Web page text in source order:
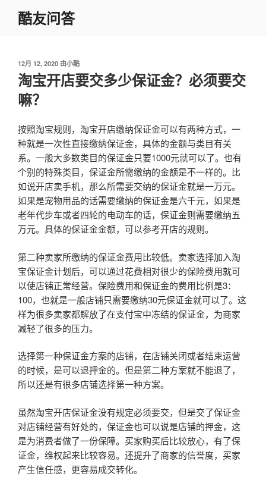
酷友问答
发
布
于
12月 12, 2020 由小酷
淘宝开店要交多少保证金？必须要交
嘛？
按照淘宝规则，淘宝开店缴纳保证金可以有两种方式，一
种就是一次性直接缴纳保证金，具体的金额与类目有关
系。一般大多数类目的保证金只要1000元就可以了。也有
个别的特殊类目，保证金所需缴纳的金额是不一样的。比
如说开店卖手机，那么所需要交纳的保证金就是一万元。
如果是宠物用品的话需要缴纳的保证金是六千元，如果是
老年代步车或者四轮的电动车的话，保证金则需要缴纳五
万元。具体的保证金金额，可以参考开店的规则。
第二种卖家所缴纳的保证金费用比较低。卖家选择加入淘
宝保证金计划后，可以通过花费相对很少的保险费用就可
以使店铺正常经营。保险费用和保证金的费用比例是3：
100，也就是一般店铺只需要缴纳30元保证金就可以了。这
样为很多卖家都解放了在支付宝中冻结的保证金，为商家
减轻了很多的压力。
选择第一种保证金方案的店铺，在店铺关闭或者结束运营
的时候，是可以退押金的。但是第二种方案就不能退了，
所以还是有很多店铺选择第一种方案。
虽然淘宝开店保证金没有规定必须要交，但是交了保证金
对店铺经营有好处的，保证金也可以说是店铺的押金，这
是为消费者做了一份保障。买家购买后比较放心，有了保
证金，维权起来比较容易。还提升了商家的信誉度，买家
产生信任感，更容易成交转化。